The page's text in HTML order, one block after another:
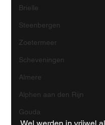
Brielle
Steenbergen
Zoetermeer
Scheveningen
Almere
Alphen aan den Rijn
Gouda